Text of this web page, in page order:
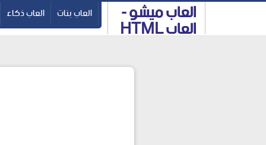
--> العاب ميشو -
العاب HTML5 والعاب
العاب بنات العاب ذكاء